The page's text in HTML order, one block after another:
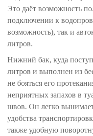
Это даёт возможность
подключении к
возможность), так и
литров.
Нижний бак, куда
литров и выполнен из
не бояться его
неприятных запахов в
швов. Он легко
удобства
также удобную